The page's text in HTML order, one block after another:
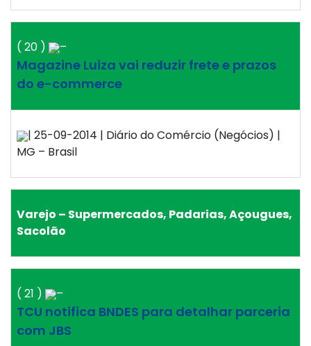
( 20 ) –
Magazine Luiza vai reduzir frete e prazos
do e-commerce
| 25-09-2014 | Diário do Comércio (Negócios) |
MG – Brasil
Varejo – Supermercados, Padarias, Açougues,
Sacolão
( 21 ) –
TCU notifica BNDES para detalhar parceria
com JBS